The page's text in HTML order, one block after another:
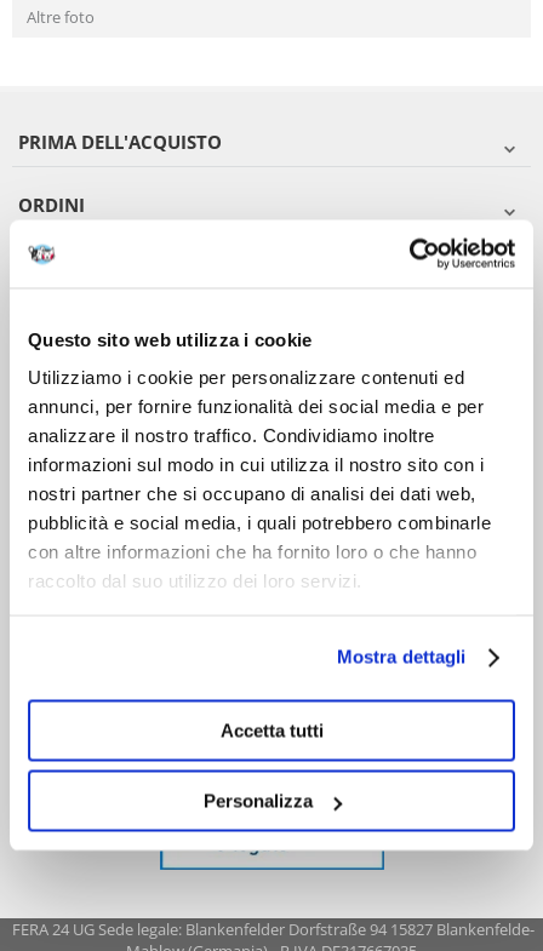
Questo sito web utilizza i cookie
Utilizziamo i cookie per personalizzare contenuti ed
annunci, per fornire funzionalità dei social media e per
analizzare il nostro traffico. Condividiamo inoltre
informazioni sul modo in cui utilizza il nostro sito con i
nostri partner che si occupano di analisi dei dati web,
pubblicità e social media, i quali potrebbero combinarle
con altre informazioni che ha fornito loro o che hanno
raccolto dal suo utilizzo dei loro servizi.
Mostra dettagli
Accetta tutti
Personalizza
Altre foto
PRIMA DELL'ACQUISTO
ORDINI
DOPO L'ACQUISTO
VIENI A CONOSCERCI
FERA 24 UG Sede legale: Blankenfelder Dorfstraße 94 15827 Blankenfelde-